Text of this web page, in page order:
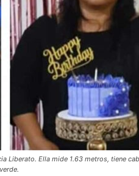
Liberato. Ella mide 1.63 metros, tiene